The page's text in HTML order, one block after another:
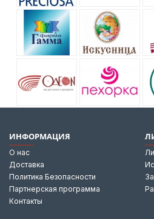
ИНФОРМАЦИЯ
О нас
Доставка
Политика Безопасности
Партнерская программа
Контакты